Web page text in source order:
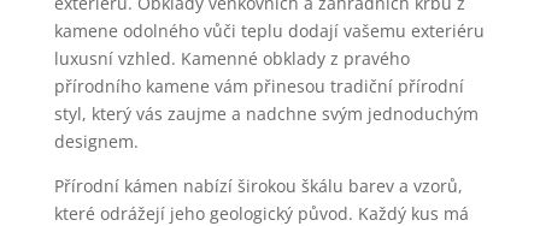
kamene odolného vůči teplu dodají vašemu exteriéru
luxusní vzhled. Kamenné obklady z pravého
přírodního kamene vám přinesou tradiční přírodní
styl, který vás zaujme a nadchne svým jednoduchým
designem.
Přírodní kámen nabízí širokou škálu barev a vzorů,
které odrážejí jeho geologický původ. Každý kus má